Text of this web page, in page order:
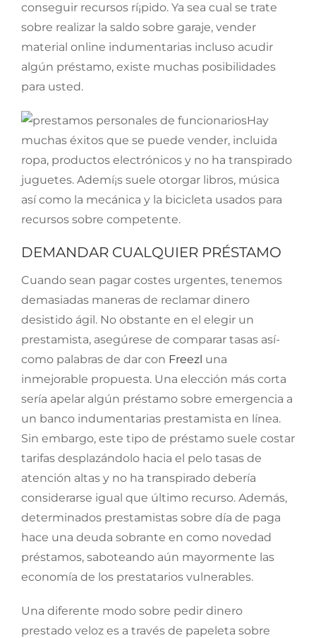
conseguir recursos rí¡pido. Ya sea cual se trate
sobre realizar la saldo sobre garaje, vender
material online indumentarias incluso acudir
algún préstamo, existe muchas posibilidades
para usted.
Hay
muchas éxitos que se puede vender, incluida
ropa, productos electrónicos y no ha transpirado
juguetes. Ademí¡s suele otorgar libros, música
así­ como la mecánica y la bicicleta usados ​​para
recursos sobre competente.
DEMANDAR CUALQUIER PRÉSTAMO
Cuando sean pagar costes urgentes, tenemos
demasiadas maneras de reclamar dinero
desistido ágil. No obstante en el elegir un
prestamista, asegúrese de comparar tasas así­
como palabras de dar con Freezl una
inmejorable propuesta. Una elección más corta
serí­a apelar algún préstamo sobre emergencia a
un banco indumentarias prestamista en línea.
Sin embargo, este tipo de préstamo suele costar
tarifas desplazándolo hacia el pelo tasas de
atención altas y no ha transpirado debería
considerarse igual que último recurso. Además,
determinados prestamistas sobre día de paga
hace una deuda sobrante en como novedad
préstamos, saboteando aún mayormente las
economía de los prestatarios vulnerables.
Una diferente modo sobre pedir dinero
prestado veloz es a través de papeleta sobre